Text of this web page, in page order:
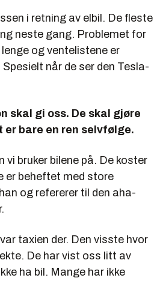
i retning av elbil. De fleste
neste gang. Problemet for
og ventelistene er
når de ser den Tesla-
skal gi oss. De skal gjøre
bare en ren selvfølge.
bruker bilene på. De koster
er beheftet med store
og refererer til den aha-
taxien der. Den visste hvor
De har vist oss litt av
ha bil. Mange har ikke